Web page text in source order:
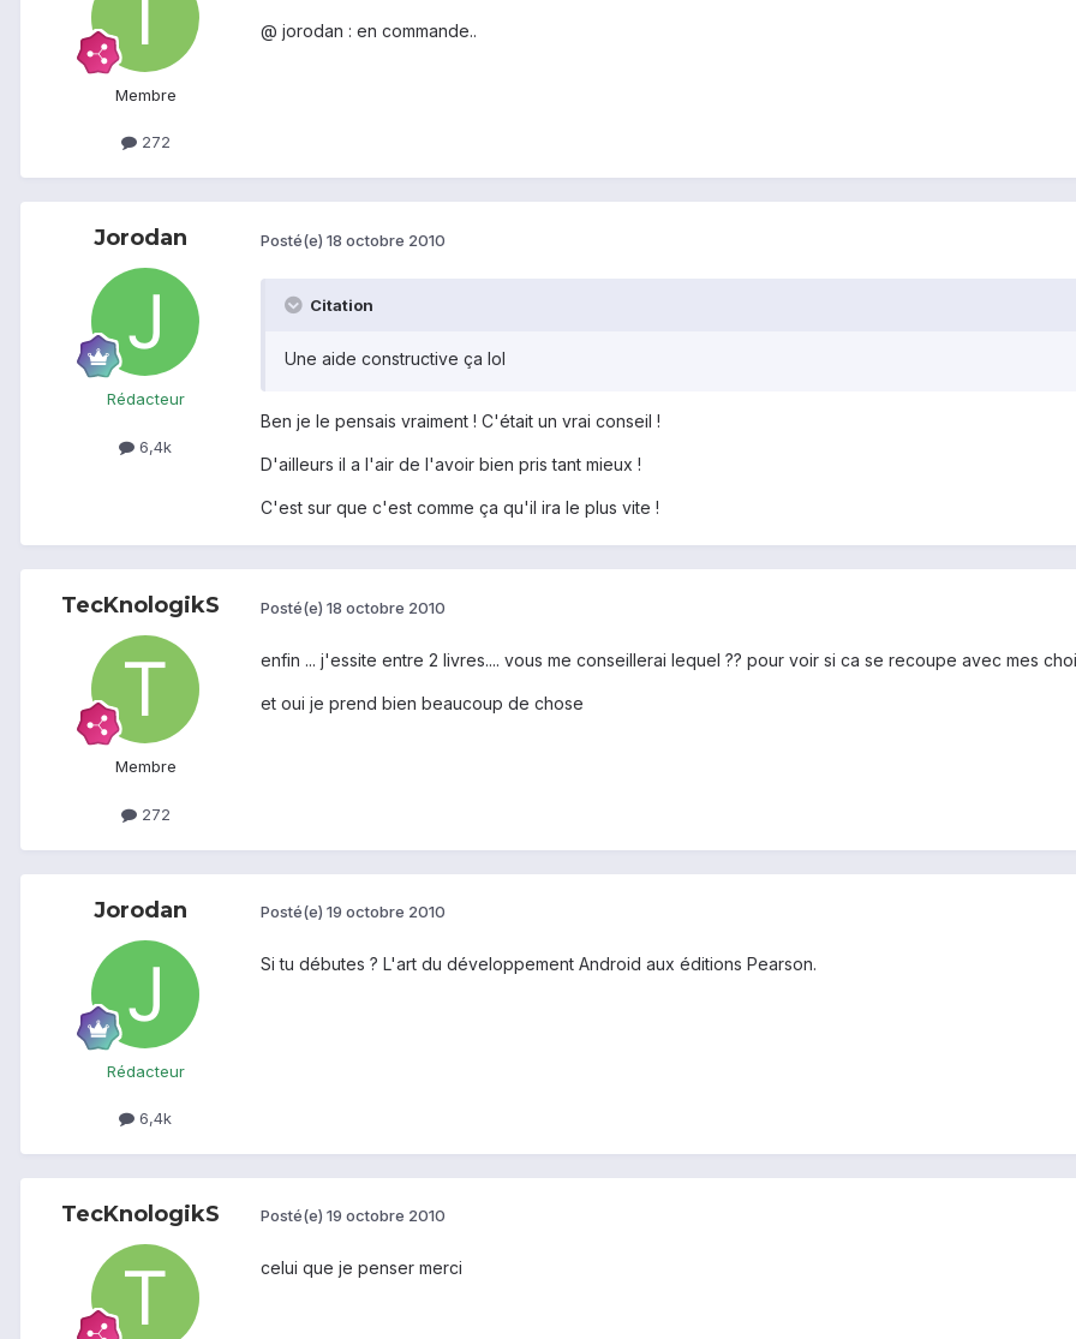
Membre
272
@ jorodan : en commande..
Jorodan
Rédacteur
6,4k
Posté(e) 18 octobre 2010
Citation
Une aide constructive ça lol
Ben je le pensais vraiment ! C'était un vrai conseil !
D'ailleurs il a l'air de l'avoir bien pris tant mieux !
C'est sur que c'est comme ça qu'il ira le plus vite !
TecKnologikS
Membre
272
Posté(e) 18 octobre 2010
enfin ... j'essite entre 2 livres.... vous me conseillerai lequel ?? pour voir si ca se recoupe avec mes
et oui je prend bien beaucoup de chose
Jorodan
Rédacteur
6,4k
Posté(e) 19 octobre 2010
Si tu débutes ? L'art du développement Android aux éditions Pearson.
TecKnologikS Posté(e) 19 octobre 2010
celui que je penser merci